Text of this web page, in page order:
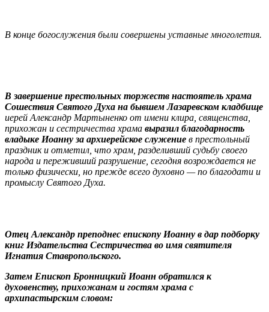
В конце богослужения были совершены уставные многолетия.
В завершение престольных торжеств настоятель храма
Сошествия Святого Духа на бывшем Лазаревском кладбище
иерей Александр Мартыненко от имени клира, священства,
прихожан и сестричества храма выразил благодарность
владыке Иоанну за архиерейское служение в престольный
праздник и отметил, что храм, разделивший судьбу своего
народа и переживший разрушение, сегодня возрождается не
только физически, но прежде всего духовно — по благодати и
промыслу Святого Духа.
Отец Александр преподнес епископу Иоанну в дар подборку
книг Издательства Сестричества во имя святителя
Игнатия Ставропольского.
Затем Епископ Бронницкий Иоанн обратился к
духовенству, прихожанам и гостям храма с
архипастырским словом: